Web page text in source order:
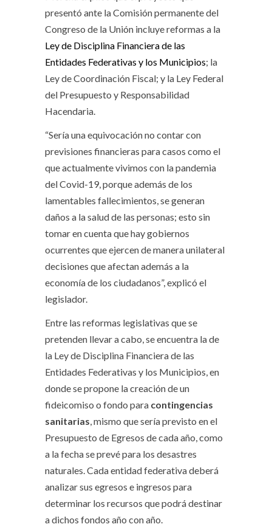
presentó ante la Comisión permanente del
Congreso de la Unión incluye reformas a la
Ley de Disciplina Financiera de las
Entidades Federativas y los Municipios; la
Ley de Coordinación Fiscal; y la Ley Federal
del Presupuesto y Responsabilidad
Hacendaria.
“Sería una equivocación no contar con
previsiones financieras para casos como el
que actualmente vivimos con la pandemia
del Covid-19, porque además de los
lamentables fallecimientos, se generan
daños a la salud de las personas; esto sin
tomar en cuenta que hay gobiernos
ocurrentes que ejercen de manera unilateral
decisiones que afectan además a la
economía de los ciudadanos”, explicó el
legislador.
Entre las reformas legislativas que se
pretenden llevar a cabo, se encuentra la de
la Ley de Disciplina Financiera de las
Entidades Federativas y los Municipios, en
donde se propone la creación de un
fideicomiso o fondo para contingencias
sanitarias, mismo que sería previsto en el
Presupuesto de Egresos de cada año, como
a la fecha se prevé para los desastres
naturales. Cada entidad federativa deberá
analizar sus egresos e ingresos para
determinar los recursos que podrá destinar
a dichos fondos año con año.